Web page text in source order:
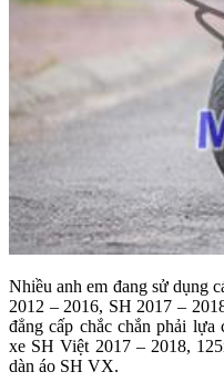
Nhiều anh em đang sử dụng
2012 – 2016, SH 2017 –
đẳng cấp chắc chắn phải lựa
xe SH Việt 2017 – 2018,
dàn áo SH VX.